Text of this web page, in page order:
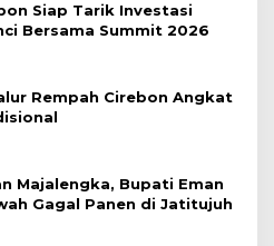
Siap Tarik Investasi
Bersama Summit 2026
Rempah Cirebon Angkat
Majalengka, Bupati Eman
Gagal Panen di Jatitujuh